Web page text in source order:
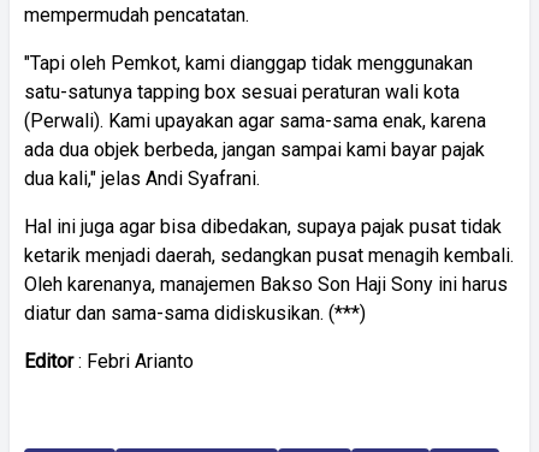
mempermudah pencatatan.
"Tapi oleh Pemkot, kami dianggap tidak menggunakan
satu-satunya tapping box sesuai peraturan wali kota
(Perwali). Kami upayakan agar sama-sama enak, karena
ada dua objek berbeda, jangan sampai kami bayar pajak
dua kali," jelas Andi Syafrani.
Hal ini juga agar bisa dibedakan, supaya pajak pusat tidak
ketarik menjadi daerah, sedangkan pusat menagih kembali.
Oleh karenanya, manajemen Bakso Son Haji Sony ini harus
diatur dan sama-sama didiskusikan. (***)
Editor: Febri Arianto